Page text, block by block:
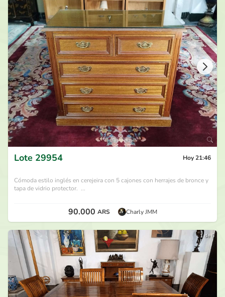
Lote 29954 Hoy 21:46
Cómoda estilo inglés en cerejeira con 5 cajones con herrajes de bronce y
tapa de vidrio protector. ...
90.000 ARS Charly JMM
1 de 5